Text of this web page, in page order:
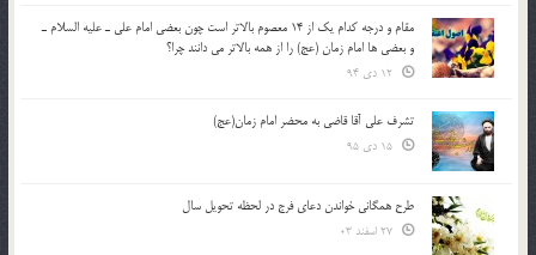
مقام و درجه كدام يك از 14 معصوم بالاتر است چون بعضي امام علي ـ عليه السلام ـ
و بعضي ها امام زمان (عج) را از همه بالاتر مي دانند چرا؟
تشرف علي آقا قاضي به محضر امام زمان(عج)
طرح همگانی خواندن دعای فرج در لحظه تحویل سال